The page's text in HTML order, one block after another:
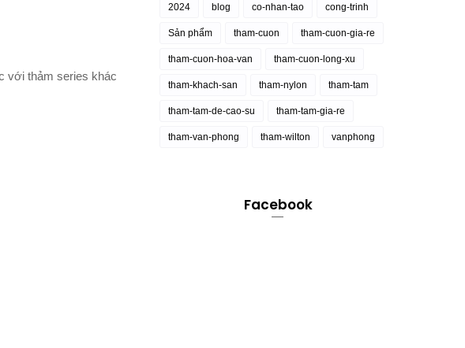
với thảm series khác
2024 blog co-nhan-tao cong-trinh
Sản phẩm tham-cuon tham-cuon-gia-re
tham-cuon-hoa-van tham-cuon-long-xu
tham-khach-san tham-nylon tham-tam
tham-tam-de-cao-su tham-tam-gia-re
tham-van-phong tham-wilton vanphong
Facebook